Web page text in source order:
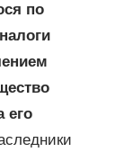
по
его